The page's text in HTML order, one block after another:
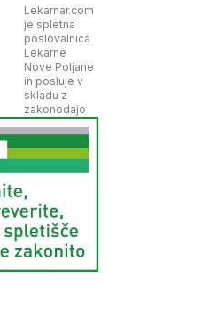
Lekarnar.com
je spletna
poslovalnica
Lekarne
Nove Poljane
in posluje v
skladu z
zakonodajo